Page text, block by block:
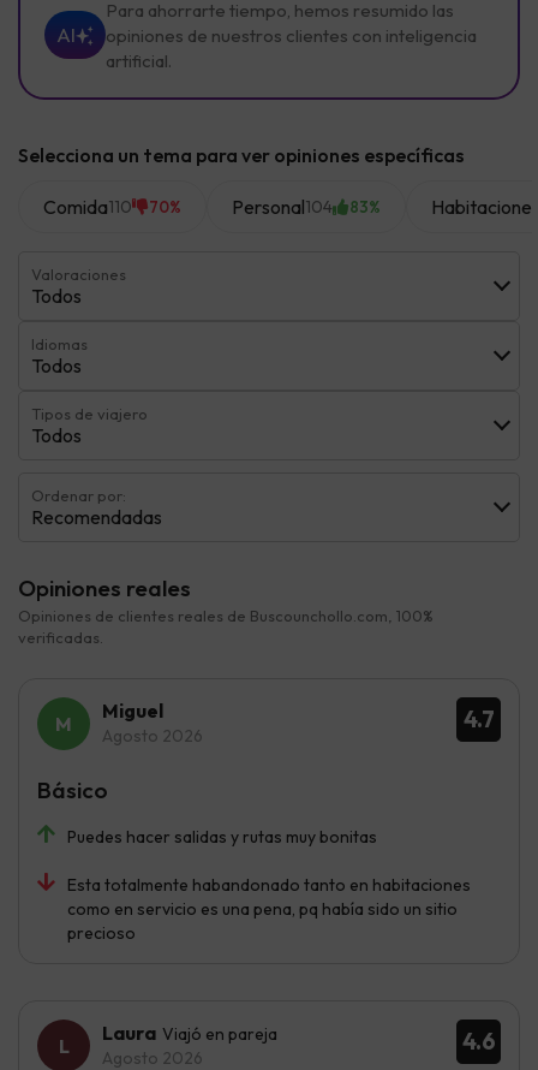
AI
Para ahorrarte tiempo, hemos resumido las
opiniones de nuestros clientes con inteligencia
artificial.
Selecciona un tema para ver opiniones específicas
Comida110 70% Personal104 83%
Valoraciones
Todos
Idiomas
Todos
Tipos de viajero
Todos
Ordenar por:
Recomendadas
Opiniones reales
Opiniones de clientes reales de Buscounchollo.com, 100%
verificadas.
4.7
Miguel
Agosto 2026
Puedes hacer salidas y rutas muy bonitas
Esta totalmente habandonado tanto en habitaciones
como en servicio es una pena, pq había sido un sitio
precioso
Básico
4.6
Laura Viajó en pareja
Agosto 2026